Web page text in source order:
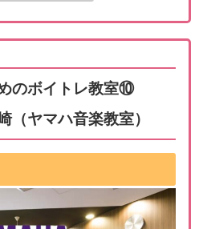
のボイトレ教室⑩
（ヤマハ音楽教室）